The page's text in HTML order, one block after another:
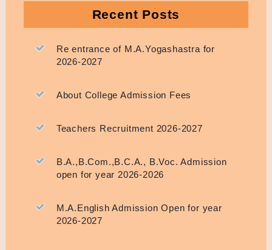
Recent Posts
Re entrance of M.A.Yogashastra for
2026-2027
About College Admission Fees
Teachers Recruitment 2026-2027
B.A.,B.Com.,B.C.A., B.Voc. Admission
open for year 2026-2026
M.A.English Admission Open for year
2026-2027